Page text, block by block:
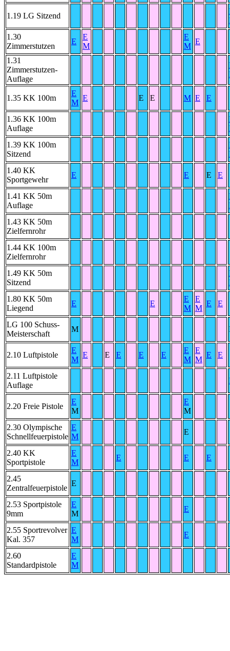
1.19 LG Sitzend
1.30
Zimmerstutzen
E
E
M
E
M
E
1.31
Zimmerstutzen-
Auflage
1.35 KK 100m
E
M
E E E M E E
1.36 KK 100m
Auflage
1.39 KK 100m
Sitzend
1.40 KK
Sportgewehr
E E E E
1.41 KK 50m
Auflage
1.43 KK 50m
Zielfernrohr
1.44 KK 100m
Zielfernrohr
1.49 KK 50m
Sitzend
1.80 KK 50m
Liegend
E E
E
M
E
M
E E
LG 100 Schuss-
Meisterschaft
M
2.10 Luftpistole
E
M
E E E E E
E
M
E
M
E E
2.11 Luftpistole
Auflage
2.20 Freie Pistole
E
M
E
M
2.30 Olympische
Schnellfeuerpistole
E
M
E
2.40 KK
Sportpistole
E
M
E E E
2.45
Zentralfeuerpistole
E
2.53 Sportpistole
9mm
E
M
E
2.55 Sportrevolver
Kal. 357
E
M
E
2.60
Standardpistole
E
M